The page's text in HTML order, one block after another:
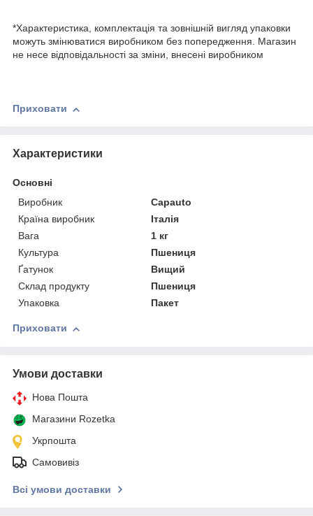
*Характеристика, комплектація та зовнішній вигляд упаковки
можуть змінюватися виробником без попередження. Магазин
не несе відповідальності за зміни, внесені виробником
Приховати
Характеристики
Основні
Виробник
Capauto
Країна виробник
Італія
Вага
1 кг
Культура
Пшениця
Ґатунок
Вищий
Склад продукту
Пшениця
Упаковка
Пакет
Приховати
Умови доставки
Нова Пошта
Магазини Rozetka
Укрпошта
Самовивіз
Всі умови доставки